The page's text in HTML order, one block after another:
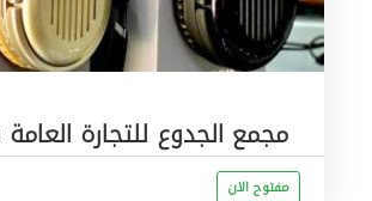
مجمع الجدوع للتجارة العامة
مفتوح الان